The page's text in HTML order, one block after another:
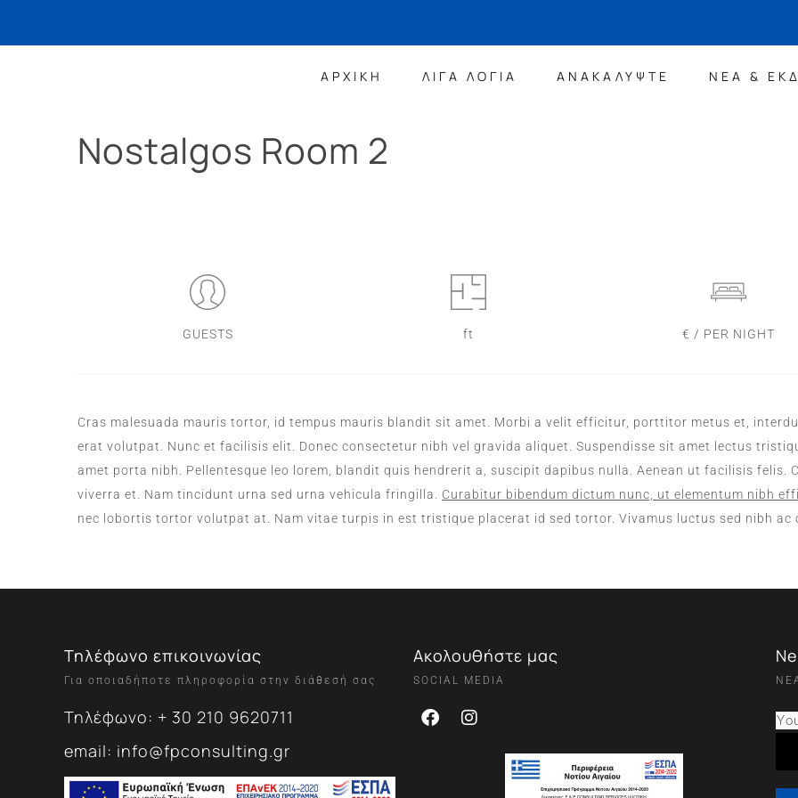
ΑΡΧΙΚΗ ΛΙΓΑ ΛΟΓΙΑ ΑΝΑΚΑΛΥΨΤΕ ΝΕΑ &
Nostalgos Room 2
GUESTS ft € / PER NIGHT
Cras malesuada mauris tortor, id tempus mauris blandit sit amet. Morbi a velit efficitur, porttitor metus et,
erat volutpat. Nunc et facilisis elit. Donec consectetur nibh vel gravida aliquet. Suspendisse sit amet lectus
amet porta nibh. Pellentesque leo lorem, blandit quis hendrerit a, suscipit dapibus nulla. Aenean ut facilisis felis.
viverra et. Nam tincidunt urna sed urna vehicula fringilla. Curabitur bibendum dictum nunc, ut elementum nibh
nec lobortis tortor volutpat at. Nam vitae turpis in est tristique placerat id sed tortor. Vivamus luctus sed nibh ac
Τηλέφωνο επικοινωνίας
Για οποιαδήποτε πληροφορία στην διάθεσή σας
Τηλέφωνο: + 30 210 9620711
email: info@fpconsulting.gr
Ακολουθήστε μας
SOCIAL MEDIA